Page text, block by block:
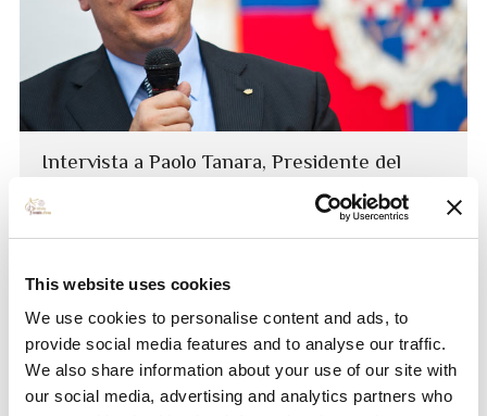
This website uses cookies
We use cookies to personalise content and ads, to
provide social media features and to analyse our traffic.
We also share information about your use of our site with
our social media, advertising and analytics partners who
Intervista a Paolo Tanara, Presidente del